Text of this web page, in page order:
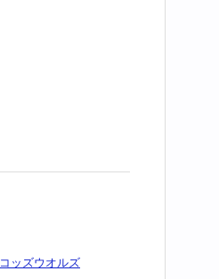
コッズウオルズ